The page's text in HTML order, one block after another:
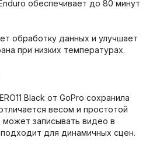
обеспечивает до 80 минут
обработку данных и улучшает
при низких температурах.
Black от GoPro сохранила
весом и простотой
может записывать видео в
для динамичных сцен.